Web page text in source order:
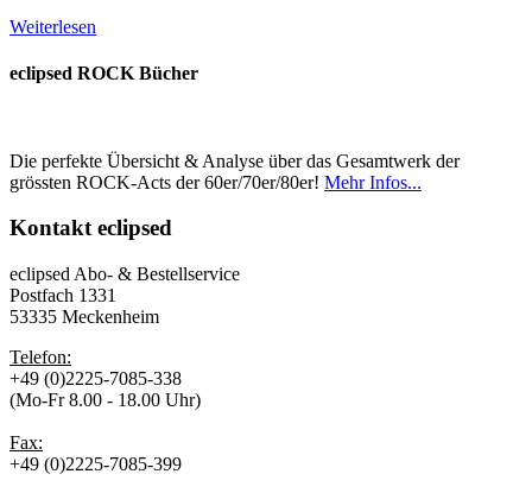
Weiterlesen
eclipsed ROCK Bücher
Die perfekte Übersicht & Analyse über das Gesamtwerk der
grössten ROCK-Acts der 60er/70er/80er! Mehr Infos...
Kontakteclipsed
eclipsed Abo- & Bestellservice
Postfach 1331
53335 Meckenheim
Telefon:
+49 (0)2225-7085-338
(Mo-Fr 8.00 - 18.00 Uhr)
Fax:
+49 (0)2225-7085-399